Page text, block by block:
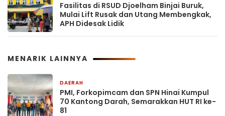
Fasilitas di RSUD Djoelham Binjai Buruk,
Mulai Lift Rusak dan Utang Membengkak,
APH Didesak Lidik
MENARIK LAINNYA
DAERAH
PMI, Forkopimcam dan SPN Hinai Kumpul
70 Kantong Darah, Semarakkan HUT RI ke-
81